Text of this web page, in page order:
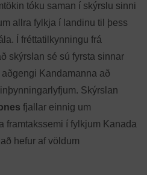
tóku saman í skýrslu sinni
allra fylkja í landinu til þess
Í fréttatilkynningu frá
skýrslan sé sú fyrsta sinnar
Kandamanna að
Skýrslan
fjallar einnig um
framtakssemi í fylkjum Kanada
hefur af völdum